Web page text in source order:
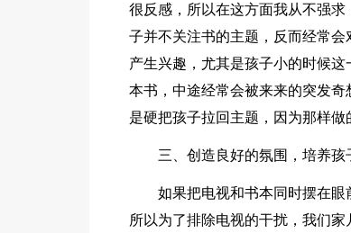
很反感，所以在这方面我从不强
子并不关注书的主题，反而经常
产生兴趣，尤其是孩子小的时候
本书，中途经常会被来来的突发
是硬把孩子拉回主题，因为那样做
三、创造良好的氛围，培养孩
如果把电视和书本同时摆在眼
所以为了排除电视的干扰，我们